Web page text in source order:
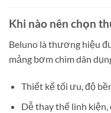
Khi nào nên chọn
Beluno là thương hiệu
mảng bơm chìm dân
Thiết kế tối ưu, độ
Dễ thay thế linh kiện,